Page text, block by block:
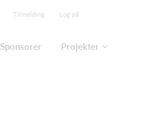
Tilmelding Log på
Sponsorer Projekter